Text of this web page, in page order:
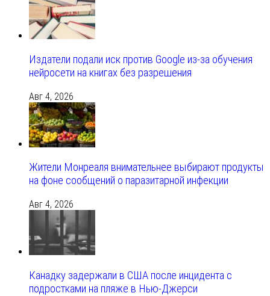
Издатели подали иск против Google из‑за обучения
нейросети на книгах без разрешения
Авг 4, 2026
Жители Монреаля внимательнее выбирают продукты
на фоне сообщений о паразитарной инфекции
Авг 4, 2026
Канадку задержали в США после инцидента с
подростками на пляже в Нью-Джерси